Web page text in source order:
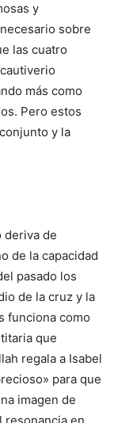
y
sobre
las cuatro
más como
Pero estos
y la
deriva de
de la capacidad
pasado los
de la cruz y la
funciona como
que
regala a Isabel
para que
imagen de